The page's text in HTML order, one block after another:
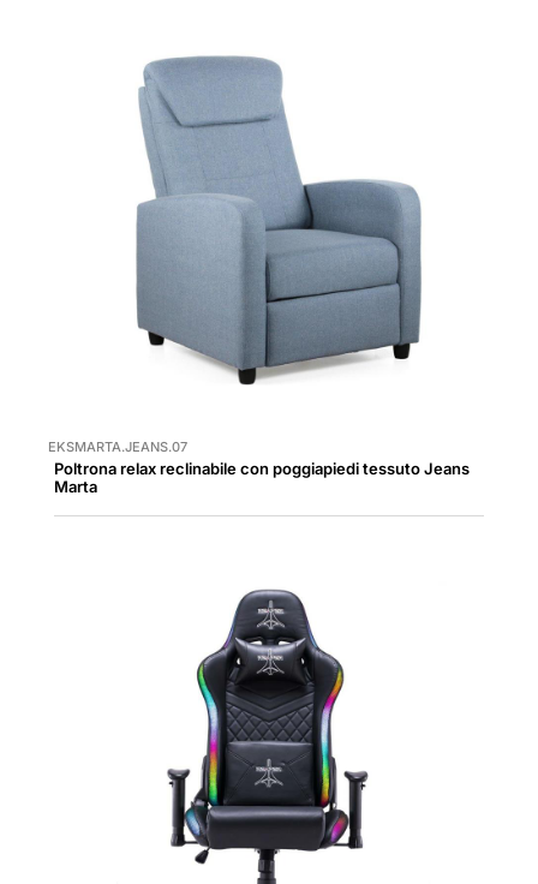
EKSMARTA.JEANS.07
Poltrona relax reclinabile con poggiapiedi tessuto Jeans
Marta